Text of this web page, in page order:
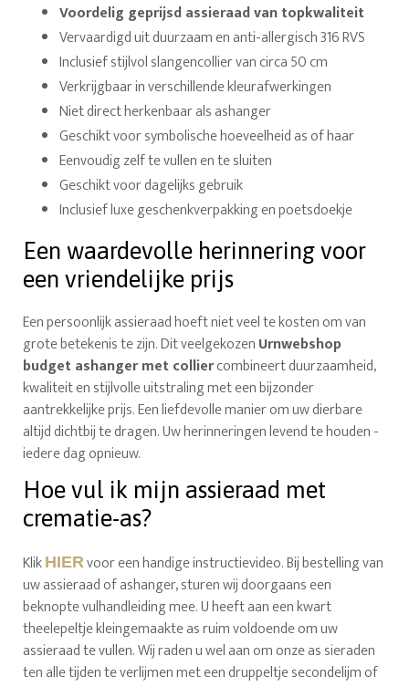
Voordelig geprijsd assieraad van topkwaliteit
Vervaardigd uit duurzaam en anti-allergisch 316 RVS
Inclusief stijlvol slangencollier van circa 50 cm
Verkrijgbaar in verschillende kleurafwerkingen
Niet direct herkenbaar als ashanger
Geschikt voor symbolische hoeveelheid as of haar
Eenvoudig zelf te vullen en te sluiten
Geschikt voor dagelijks gebruik
Inclusief luxe geschenkverpakking en poetsdoekje
Een waardevolle herinnering voor
een vriendelijke prijs
Een persoonlijk assieraad hoeft niet veel te kosten om van
grote betekenis te zijn. Dit veelgekozenUrnwebshop
budget ashanger met colliercombineert duurzaamheid,
kwaliteit en stijlvolle uitstraling met een bijzonder
aantrekkelijke prijs. Een liefdevolle manier om uw dierbare
altijd dichtbij te dragen. Uw herinneringen levend te houden -
iedere dag opnieuw.
Hoe vul ik mijn assieraad met
crematie-as?
Klik HIERvoor een handige instructievideo. Bij bestelling van
uw assieraad of ashanger, sturen wij doorgaans een
beknopte vulhandleiding mee. U heeft aan een kwart
theelepeltje kleingemaakte as ruim voldoende om uw
assieraad te vullen. Wij raden u wel aan om onze as sieraden
ten alle tijden te verlijmen met een druppeltje secondelijm of